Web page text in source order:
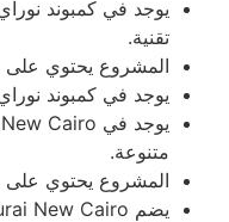
يوجد في كمبوند
تقنية.
المشروع يحتوي على
يوجد في كمبوند
متنوعة.
المشروع يحتوي على